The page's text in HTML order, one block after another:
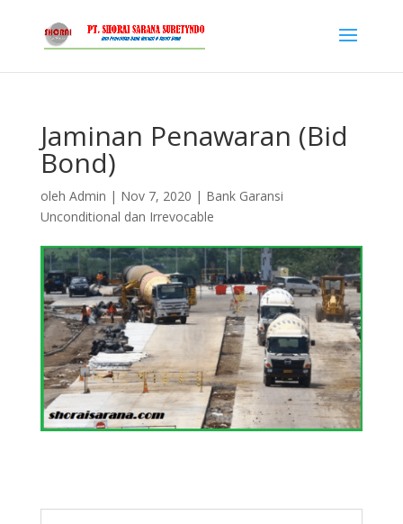
Jaminan Penawaran (Bid
Bond)
oleh Admin | Nov 7, 2020 | Bank Garansi
Unconditional dan Irrevocable